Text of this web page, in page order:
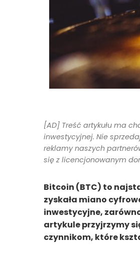
[AD] Treść artykułu ma
inwestycyjnej. Nie
reklamy naszych
się z licencjonowanym
Bitcoin (BTC) to
zyskała miano
inwestycyjne,
artykule przyjrzymy
czynnikom, które